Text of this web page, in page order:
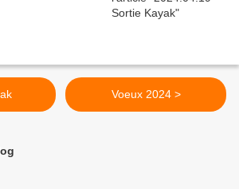
Voeux 2024 >